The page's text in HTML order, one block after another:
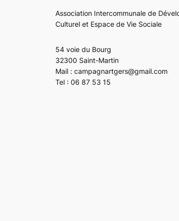
Association Intercommunale de
Culturel et Espace de Vie Sociale
54 voie du Bourg
32300 Saint-Martin
Mail : campagnartgers@gmail.com
Tel : 06 87 53 15